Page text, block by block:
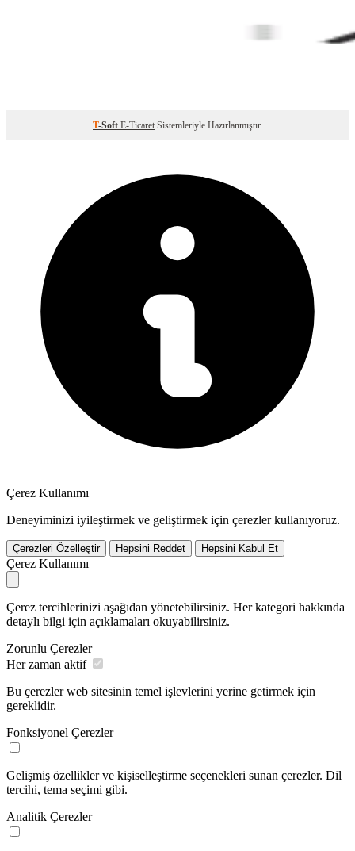
T-Soft E-Ticaret Sistemleriyle Hazırlanmıştır.
Çerez Kullanımı
Deneyiminizi iyileştirmek ve geliştirmek için çerezler kullanıyoruz.
Çerezleri Özelleştir Hepsini Reddet Hepsini Kabul Et
Çerez Kullanımı
Çerez tercihlerinizi aşağıdan yönetebilirsiniz. Her kategori hakkında
detaylı bilgi için açıklamaları okuyabilirsiniz.
Zorunlu Çerezler
Her zaman aktif
Bu çerezler web sitesinin temel işlevlerini yerine getirmek için
gereklidir.
Fonksiyonel Çerezler
Gelişmiş özellikler ve kişiselleştirme seçenekleri sunan çerezler. Dil
tercihi, tema seçimi gibi.
Analitik Çerezler